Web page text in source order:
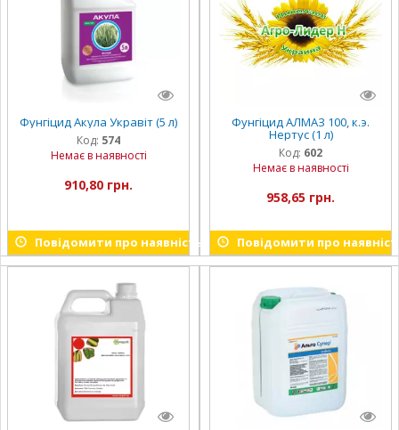
Фунгіцид Акула Укравіт (5 л)
Код: 574
Немає в наявності
910,80 грн.
Повідомити про наявність
Фунгіцид АЛМАЗ 100, к.э.
Нертус (1 л)
Код: 602
Немає в наявності
958,65 грн.
Повідомити про